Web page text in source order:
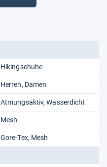
Hikingschuhe
Herren Damen
Atmungsaktiv Wasserdicht
Mesh
Gore-Tex Mesh